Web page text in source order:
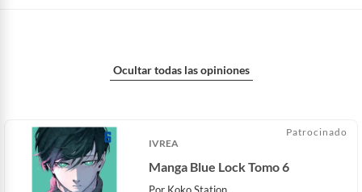
Ocultar todas las opiniones
IVREA
Manga Blue Lock Tomo 6
Patrocinado